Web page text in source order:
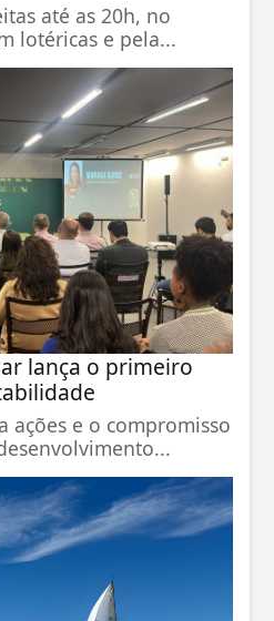
até as 20h, no
lotéricas e pela...
lança o primeiro
ações e o compromisso